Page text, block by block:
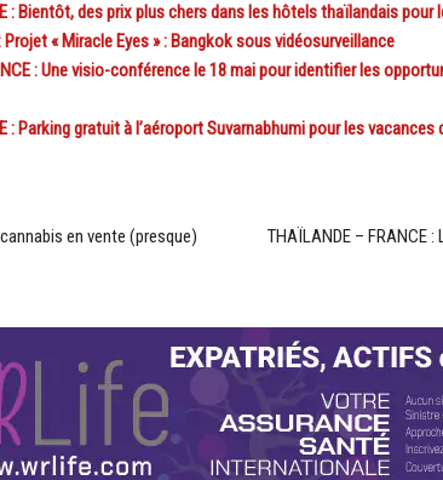
: Bientôt, des prix plus chers dans les hôtels thaïlandais pour
Projet « Miracle Eyes » : Bangkok sous vidéosurveillance
: Une visio-conférence le 18 mai pour identifier les
: Parking gratuit à l’aéroport Suvarnabhumi pour les vacances
en vente (presque)
THAÏLANDE – FRANCE